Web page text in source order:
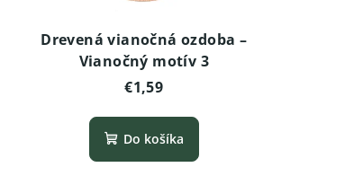
Drevená vianočná ozdoba –
Vianočný motív 3
€1,59
Do košíka